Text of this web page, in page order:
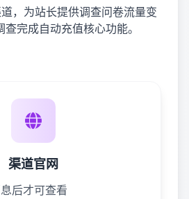
，为站长提供调查问卷流量变
完成自动充值核心功能。
渠道官网
后才可查看